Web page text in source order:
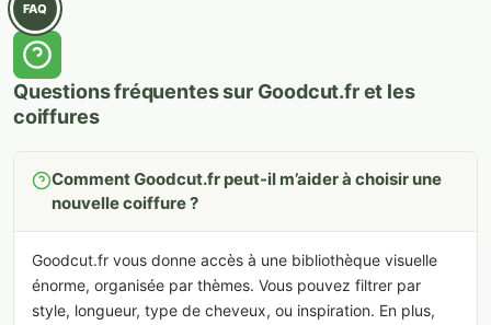
FAQ
Questions fréquentes sur Goodcut.fr et les
coiffures
Comment Goodcut.fr peut-il m’aider à choisir une
nouvelle coiffure ?
Goodcut.fr vous donne accès à une bibliothèque visuelle
énorme, organisée par thèmes. Vous pouvez filtrer par
style, longueur, type de cheveux, ou inspiration. En plus,